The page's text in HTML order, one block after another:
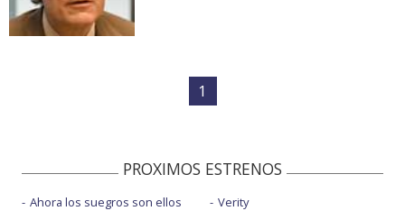
1
PROXIMOS ESTRENOS
Ahora los suegros son ellos
Verity